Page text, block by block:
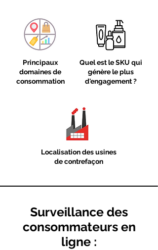
Principaux
domaines de
consommation
Quel est le SKU qui
génère le plus
d'engagement ?
Localisation des usines
de contrefaçon
Surveillance des
consommateurs en
ligne :